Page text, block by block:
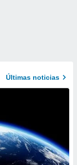
Últimas noticias